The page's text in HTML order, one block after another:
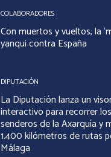
COLABORADORES
Con muertos y vueltos, la
yanqui contra España
DIPUTACIÓN
La Diputación lanza un
interactivo para recorrer los
senderos de la Axarquía y
1.400 kilómetros de rutas
Málaga